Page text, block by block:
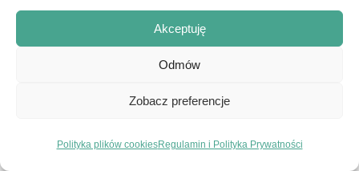
Akceptuję
Odmów
Zobacz preferencje
Polityka plików cookiesRegulamin i Polityka Prywatności